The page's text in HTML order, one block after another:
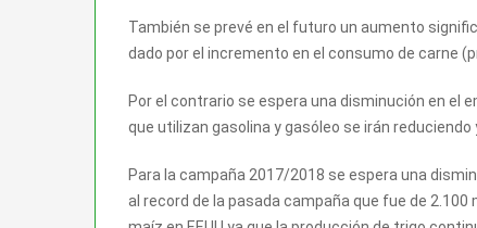
También se prevé en el futuro un aumento
dado por el incremento en el consumo de carne
Por el contrario se espera una disminución en el
que utilizan gasolina y gasóleo se irán
Para la campaña 2017/2018 se espera una
al record de la pasada campaña que fue de